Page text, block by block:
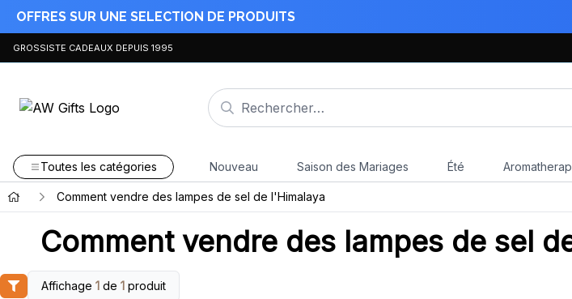
OFFRES SUR UNE SELECTION DE PRODUITS
GROSSISTE CADEAUX DEPUIS 1995
Toutes les catégories Nouveau Saison des Mariages Été
Comment vendre des lampes de sel de l'Himalaya
Comment vendre des lampes de sel
Affichage 1de 1produit
Connectez-vous ou inscrivez-vous pour accéder
aux prix de gros